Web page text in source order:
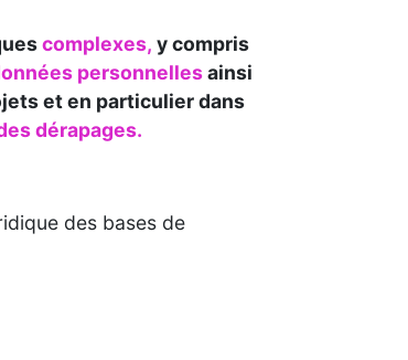
complexes, y compris
personnellesainsi
et en particulier dans
dérapages.
des bases de